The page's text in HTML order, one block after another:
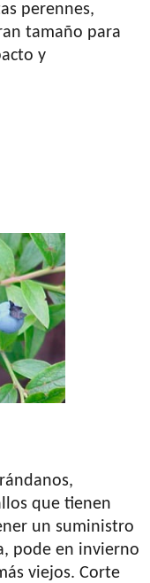
perennes,
tamaño para
y
que tienen
un suministro
pode en invierno
viejos. Corte